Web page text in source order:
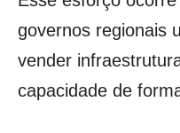
governos regionais
vender
capacidade de